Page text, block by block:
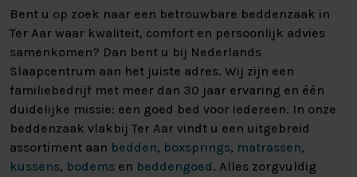
Bent u op zoek naar een betrouwbare beddenzaak in
Ter Aar waar kwaliteit, comfort en persoonlijk advies
samenkomen? Dan bent u bij Nederlands
Slaapcentrum aan het juiste adres. Wij zijn een
familiebedrijf met meer dan 30 jaar ervaring en één
duidelijke missie: een goed bed voor iedereen. In onze
beddenzaak vlakbij Ter Aar vindt u een uitgebreid
assortiment aan bedden, boxsprings, matrassen,
kussens, bodems en beddengoed. Alles zorgvuldig